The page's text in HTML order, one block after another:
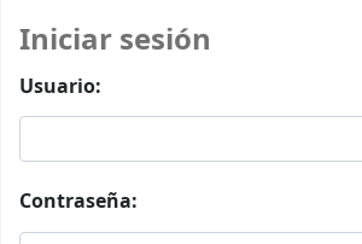
Iniciar sesión
Usuario:
Contraseña: